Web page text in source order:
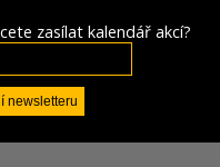
zasílat kalendář akcí?